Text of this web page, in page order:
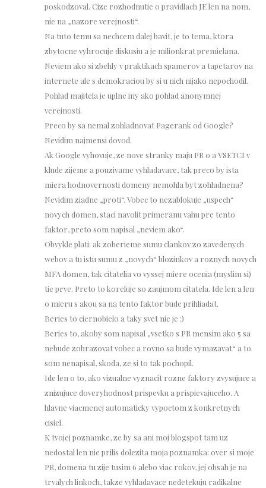
poskodzoval. Cize rozhodnutie o pravidlach JE len na nom,
nie na „nazore verejnosti“.
Na tuto temu sa nechcem dalej bavit, je to tema, ktora
zbytocne vyhrocuje diskusiu a je milionkrat premielana.
Neviem ako si zbehly v praktikach spamerov a tapetarov na
internete ale s demokraciou by si u nich nijako nepochodil.
Pohlad majitela je uplne iny ako pohlad anonymnej
verejnosti.
Preco by sa nemal zohladnovat Pagerank od Google?
Nevidim najmensi dovod.
Ak Google vyhovuje, ze nove stranky maju PR 0 a VSETCI v
klude zijeme a pouzivame vyhladavace, tak preco by ista
miera hodnovernosti domeny nemohla byt zohladnena?
Nevidim ziadne „proti“. Vobec to nezablokuje „uspech“
novych domen, staci navolit primeranu vahu pre tento
faktor, preto som napisal „neviem ako“.
Obvykle plati: ak zoberieme sumu clankov zo zavedenych
webov a tu istu sumu z „novych“ blozinkov a roznych novych
MFA domen, tak citatelia vo vyssej miere ocenia (myslim si)
tie prve. Preto to koreluje so zaujmom citatela. Ide len a len
o mieru s akou sa na tento faktor bude prihliadat.
Beries to ciernobielo a taky svet nie je :)
Beries to, akoby som napisal „vsetko s PR mensim ako 5 sa
nebude zobrazovat vobec a rovno sa bude vymazavat“ a to
som nenapisal, skoda, ze si to tak pochopil.
Ide len o to, ako vizualne vyznacit rozne faktory zvysujuce a
znizujuce doveryhodnost prispevku a prispievajuceho. A
hlavne viacmenej automaticky vypoctom z konkretnych
cisiel.
K tvojej poznamke, ze by sa ani moj blogspot tam uz
nedostal len nie prilis dolezita moja poznamka: over si moje
PR, domena tu zije tusim 6 alebo viac rokov, jej obsah je na
trvalych linkoch, takze vyhladavace nedetekuju radikalne